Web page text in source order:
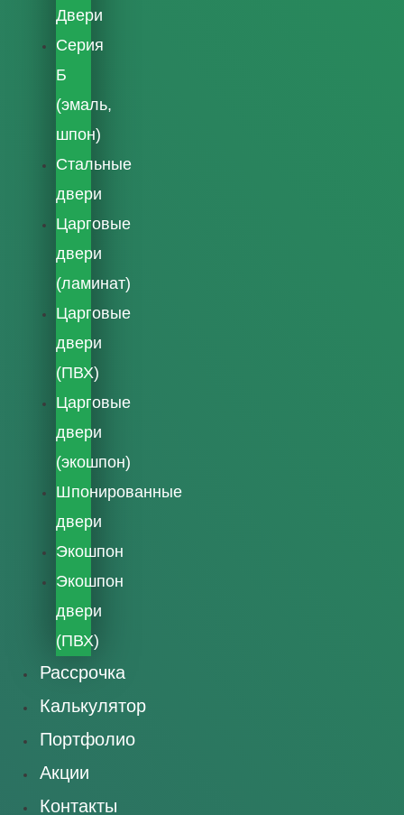
Двери
Серия
Б
(эмаль,
шпон)
Стальные
двери
Царговые
двери
(ламинат)
Царговые
двери
(ПВХ)
Царговые
двери
(экошпон)
Шпонированные
двери
Экошпон
Экошпон
двери
(ПВХ)
Рассрочка
Калькулятор
Портфолио
Акции
Контакты